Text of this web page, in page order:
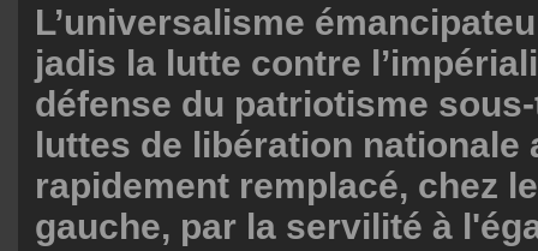
L’universalisme
jadis la lutte contre
défense du patriotisme
luttes de libération nationale
rapidement remplacé, chez
gauche, par la servilité à